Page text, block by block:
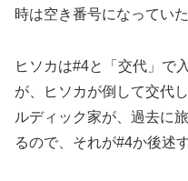
時は空き番号になっていた
ヒソカは#4と「交代」で
が、ヒソカが倒して交代
ルディック家が、過去に
るので、それが#4か後述